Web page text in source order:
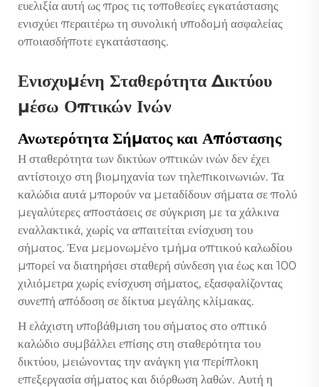
ευελιξία αυτή ως προς τις τοποθεσίες εγκατάστασης
ενισχύει περαιτέρω τη συνολική υποδομή ασφαλείας
οποιασδήποτε εγκατάστασης.
Ενισχυμένη Σταθερότητα Δικτύου
μέσω Οπτικών Ινών
Ανωτερότητα Σήματος και Απόστασης
Η σταθερότητα των δικτύων οπτικών ινών δεν έχει
αντίστοιχο στη βιομηχανία των τηλεπικοινωνιών. Τα
καλώδια αυτά μπορούν να μεταδίδουν σήματα σε πολύ
μεγαλύτερες αποστάσεις σε σύγκριση με τα χάλκινα
εναλλακτικά, χωρίς να απαιτείται ενίσχυση του
σήματος. Ένα μεμονωμένο τμήμα οπτικού καλωδίου
μπορεί να διατηρήσει σταθερή σύνδεση για έως και 100
χιλιόμετρα χωρίς ενίσχυση σήματος, εξασφαλίζοντας
συνεπή απόδοση σε δίκτυα μεγάλης κλίμακας.
Η ελάχιστη υποβάθμιση του σήματος στο οπτικό
καλώδιο συμβάλλει επίσης στη σταθερότητα του
δικτύου, μειώνοντας την ανάγκη για περίπλοκη
επεξεργασία σήματος και διόρθωση λαθών. Αυτή η